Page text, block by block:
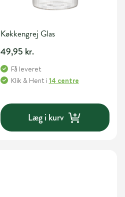
Køkkengrej Glas
49,95 kr.
Få leveret
Klik & Hent i 14 centre
Læg i kurv